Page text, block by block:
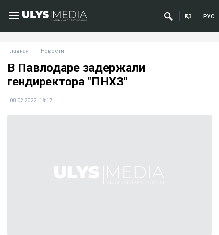
ҚАЗ РУС
Главная Новости
В Павлодаре задержали
гендиректора "ПНХЗ"
08.02.2022, 18:17